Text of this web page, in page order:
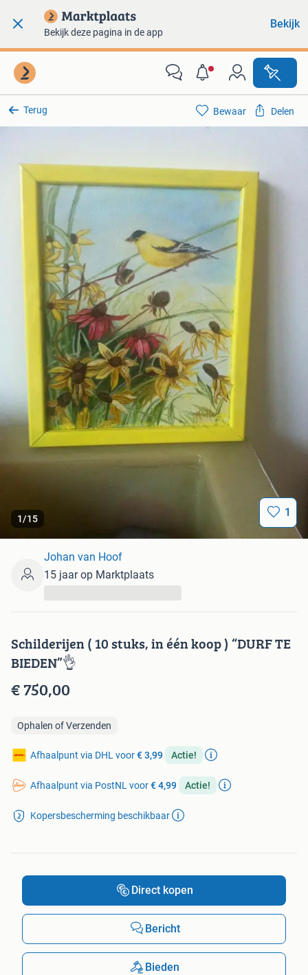
Bekijk deze pagina in de app
Bekijk
Terug
1/15 1
Bewaar Delen
Schilderijen ( 10 stuks, in één koop ) “DURF TE
BIEDEN”👌
€ 750,00
Ophalen of Verzenden
Afhaalpunt via DHL voor€ 3,99 Actie!
Afhaalpunt via PostNL voor€ 4,99 Actie!
Kopersbescherming beschikbaar
Johan van Hoof
15 jaar op Marktplaats
Direct kopen
Bericht
Bieden